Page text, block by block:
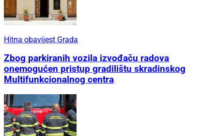
Hitna obavijest Grada
Zbog parkiranih vozila izvođaču radova
onemogućen pristup gradilištu skradinskog
Multifunkcionalnog centra